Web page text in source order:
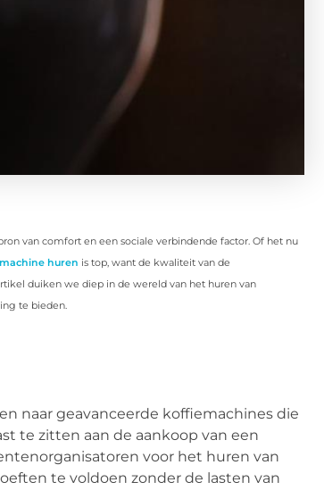
van comfort en een sociale verbindende factor. Of het nu
huren is top, want de kwaliteit van de
duiken we diep in de wereld van het huren van
te bieden.
naar geavanceerde koffiemachines die
te zitten aan de aankoop van een
voor het huren van
te voldoen zonder de lasten van